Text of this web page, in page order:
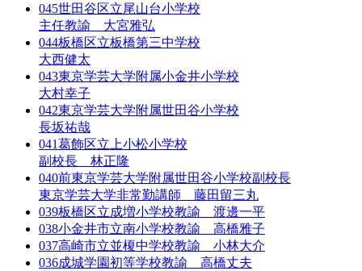
045世田谷区立尾山台小学校
主任教諭 大宮雅弘
044板橋区立板橋第三中学校
大西健太
043東京学芸大学附属小金井小学校
大村幸子
042東京学芸大学附属世田谷小学校
長坂祐哉
041葛飾区立上小松小学校
副校長 林正隆
040前東京学芸大学附属世田谷小学校副校長
東京学芸大学非常勤講師 藤田留三丸
039板橋区立成増小学校教諭 渡邊一平
038小金井市立南小学校教諭 高橋雅子
037高崎市立並榎中学校教諭 小林大介
036成城学園初等学校教諭 高橋丈夫